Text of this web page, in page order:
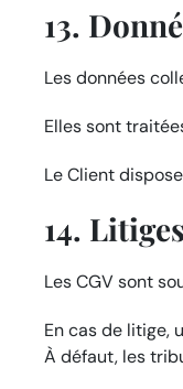
13.
Les données
Elles sont
Le Client
14. Litiges
Les CGV sont
En cas de litige,
À défaut, les